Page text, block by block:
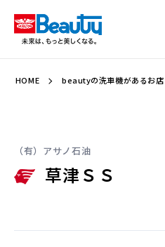
HOME beautyの洗車機があるお店
（有）アサノ石油
草津ＳＳ